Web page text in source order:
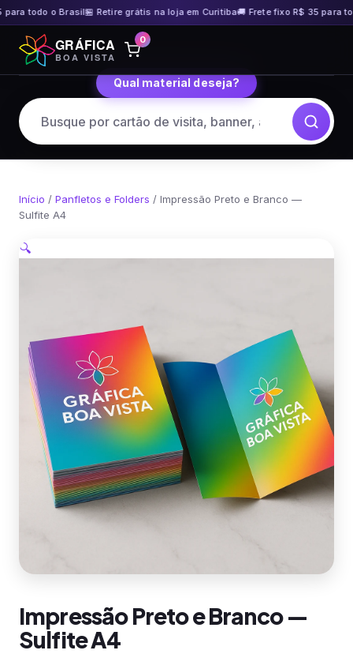
todo o Brasil🏪 Retire grátis na loja em Curitiba🚚 Frete fixo R$ 35 para
Pular
para
o
GRÁFICA
BOA VISTA
0
Qual material deseja?
Início / Panfletos e Folders / Impressão Preto e Branco —
Sulfite A4
🔍
Impressão Preto e Branco —
Sulfite A4